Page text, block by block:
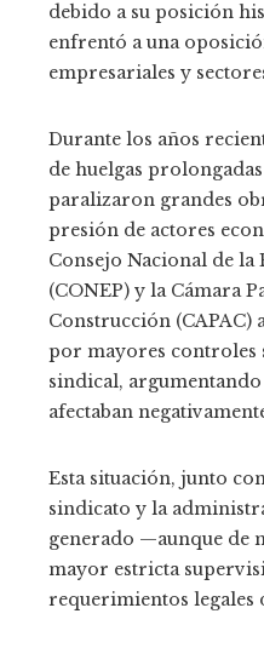
debido a su posición
enfrentó a una
empresariales y
Durante los años
de huelgas
paralizaron grandes
presión de actores
Consejo Nacional de la
(CONEP) y la Cámara
Construcción (CAPAC)
por mayores controles
sindical,
afectaban
Esta situación, junto
sindicato y la
generado —aunque de
mayor estricta
requerimientos legales